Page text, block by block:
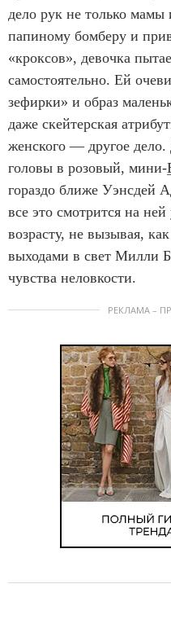
дело рук не только мамы
папиному бомберу и
«кроксов», девочка
самостоятельно. Ей
зефирки» и образ
даже скейтерская
женского — другое
головы в розовый, мини-
гораздо ближе Уэнсдей
все это смотрится на
возрасту, не вызывая,
выходами в свет Милли
чувства неловкости.
РЕКЛАМА –